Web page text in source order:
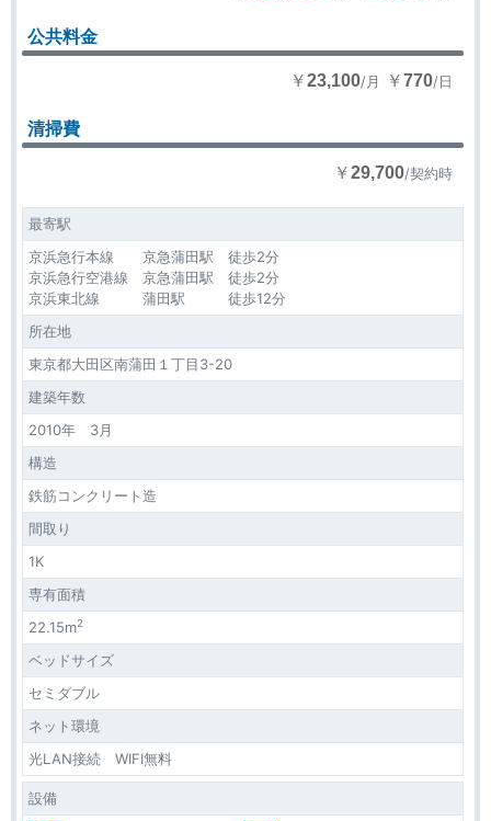
公共料金
￥23,100/月 ￥770/日
清掃費
￥29,700/契約時
最寄駅
京浜急行本線 京急蒲田駅 徒歩2分
京浜急行空港線 京急蒲田駅 徒歩2分
京浜東北線 蒲田駅 徒歩12分
所在地
東京都大田区南蒲田１丁目3-20
建築年数
2010年 3月
構造
鉄筋コンクリート造
間取り
1K
専有面積
22.15m2
ベッドサイズ
セミダブル
ネット環境
光LAN接続 WIFI無料
設備